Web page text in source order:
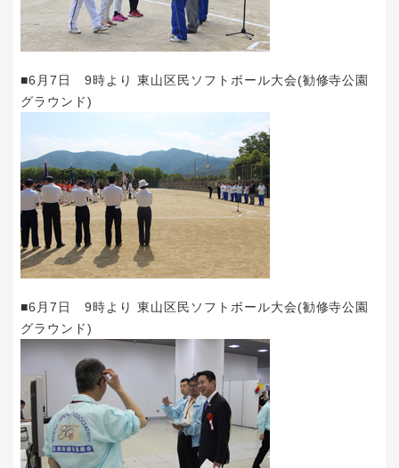
■6月7日 9時より 東山区民ソフトボール大会(勧修寺公園
グラウンド)
■6月7日 9時より 東山区民ソフトボール大会(勧修寺公園
グラウンド)